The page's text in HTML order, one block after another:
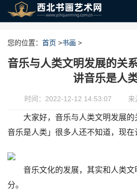
您的位置： 首页 >书画 >
音乐与人类文明发展的关
讲音乐是人类
时间：2022-12-12 14:53:07 来
大家好，音乐与人类文明发展
音乐是人类」很多人还不知道，现在
音乐文化的发展，其实和人类
分。